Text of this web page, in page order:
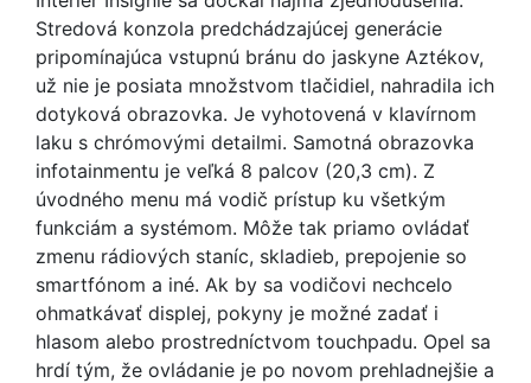
Stredová konzola predchádzajúcej generácie
pripomínajúca vstupnú bránu do jaskyne Aztékov,
už nie je posiata množstvom tlačidiel, nahradila ich
dotyková obrazovka. Je vyhotovená v klavírnom
laku s chrómovými detailmi. Samotná obrazovka
infotainmentu je veľká 8 palcov (20,3 cm). Z
úvodného menu má vodič prístup ku všetkým
funkciám a systémom. Môže tak priamo ovládať
zmenu rádiových staníc, skladieb, prepojenie so
smartfónom a iné. Ak by sa vodičovi nechcelo
ohmatkávať displej, pokyny je možné zadať i
hlasom alebo prostredníctvom touchpadu. Opel sa
hrdí tým, že ovládanie je po novom prehladnejšie a